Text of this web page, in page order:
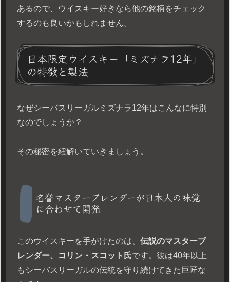
あるので、ウイスキー好きなら他の銘柄をチェック
するのも良いかもしれません。
日本限定ウイスキー「ミズナラ12年」
の特徴と製法
なぜシーバスリーガルミズナラ12年はこんなに特別
なのでしょうか？
その秘密を紐解いていきましょう。
名誉マスターブレンダーが日本人の味覚
に合わせて開発
このウイスキーを手がけたのは、 伝説のマスターブ
レンダー、コリン・スコット氏です。彼は40年以上
もシーバスリーガルの伝統を守り続けてきた巨匠な